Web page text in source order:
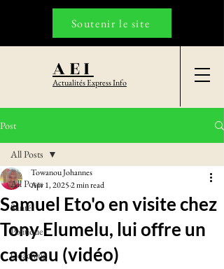
AEI
Actualités Express Info
Soutenir le site
Post
All Posts
Santé
Politique
Coaching
All Posts
Samuel Eto'o en visite chez
Tony Elumelu, lui offre un
cadeau (vidéo)
Towanou Johannes
Apr 1, 20252 min read